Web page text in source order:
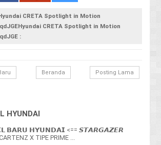
CRETA Spotlight in Motion
CRETA Spotlight in Motion
:
Posting Lama
Beranda
HYUNDAI
𝗕𝗔𝗥𝗨 𝗛𝗬𝗨𝗡𝗗𝗔𝗜 <== 𝙎𝙏𝘼𝙍𝙂𝘼𝙕𝙀𝙍
X TIPE PRIME ...